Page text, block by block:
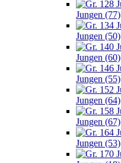
Jungen (77)
Jungen (50)
Jungen (60)
Jungen (55)
Jungen (64)
Jungen (67)
Jungen (53)